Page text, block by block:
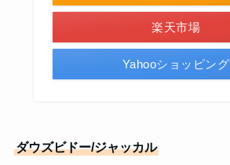
楽天市場
Yahooショッピング
ダウズビドー/ジャッカル